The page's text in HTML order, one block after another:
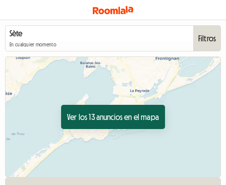
En cualquier momento
Filtros
Ver los 13 anuncios en el mapa